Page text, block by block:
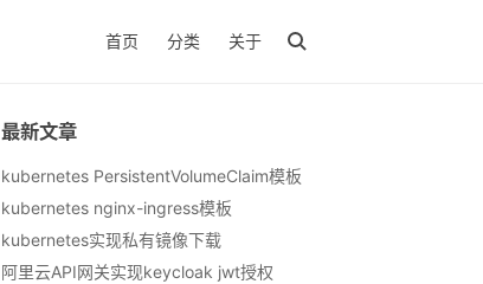
首页 分类 关于
最新文章
kubernetes PersistentVolumeClaim模板
kubernetes nginx-ingress模板
kubernetes实现私有镜像下载
阿里云API网关实现keycloak jwt授权